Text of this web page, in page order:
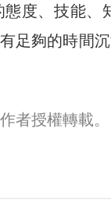
度、技能、
足夠的時間
者授權轉載。